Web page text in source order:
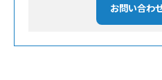
お問い合わ